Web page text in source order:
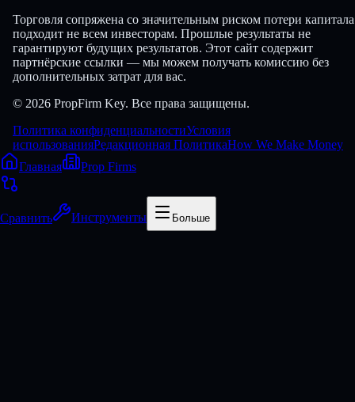
Торговля сопряжена со значительным риском потери
подходит не всем инвесторам. Прошлые результаты не
гарантируют будущих результатов. Этот сайт содержит
партнёрские ссылки — мы можем получать комиссию без
дополнительных затрат для вас.
© 2026 PropFirm Key. Все права защищены.
Политика конфиденциальностиУсловия
использованияРедакционная ПолитикаHow We Make Money
Главная
Prop Firms
Сравнить Инструменты Больше